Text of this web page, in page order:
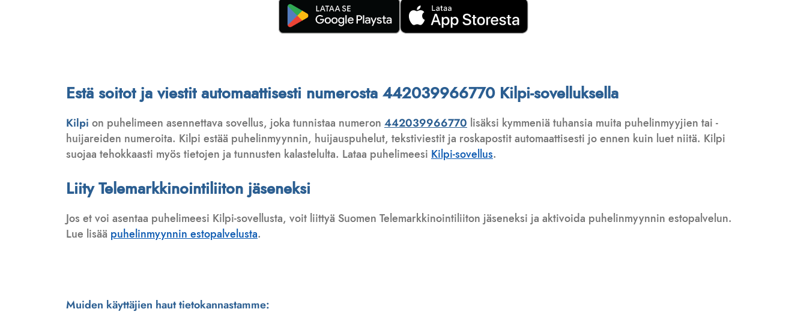
Estä soitot ja viestit automaattisesti numerosta 442039966770 Kilpi-sovelluksella
Kilpi on puhelimeen asennettava sovellus, joka tunnistaa numeron 442039966770 lisäksi kymmeniä tuhansia muita puhelinmyyjien tai -
huijareiden numeroita. Kilpi estää puhelinmyynnin, huijauspuhelut, tekstiviestit ja roskapostit automaattisesti jo ennen kuin luet niitä. Kilpi
suojaa tehokkaasti myös tietojen ja tunnusten kalastelulta. Lataa puhelimeesi Kilpi-sovellus.
Liity Telemarkkinointiliiton jäseneksi
Jos et voi asentaa puhelimeesi Kilpi-sovellusta, voit liittyä Suomen Telemarkkinointiliiton jäseneksi ja aktivoida puhelinmyynnin estopalvelun.
Lue lisää puhelinmyynnin estopalvelusta.
Muiden käyttäjien haut tietokannastamme: